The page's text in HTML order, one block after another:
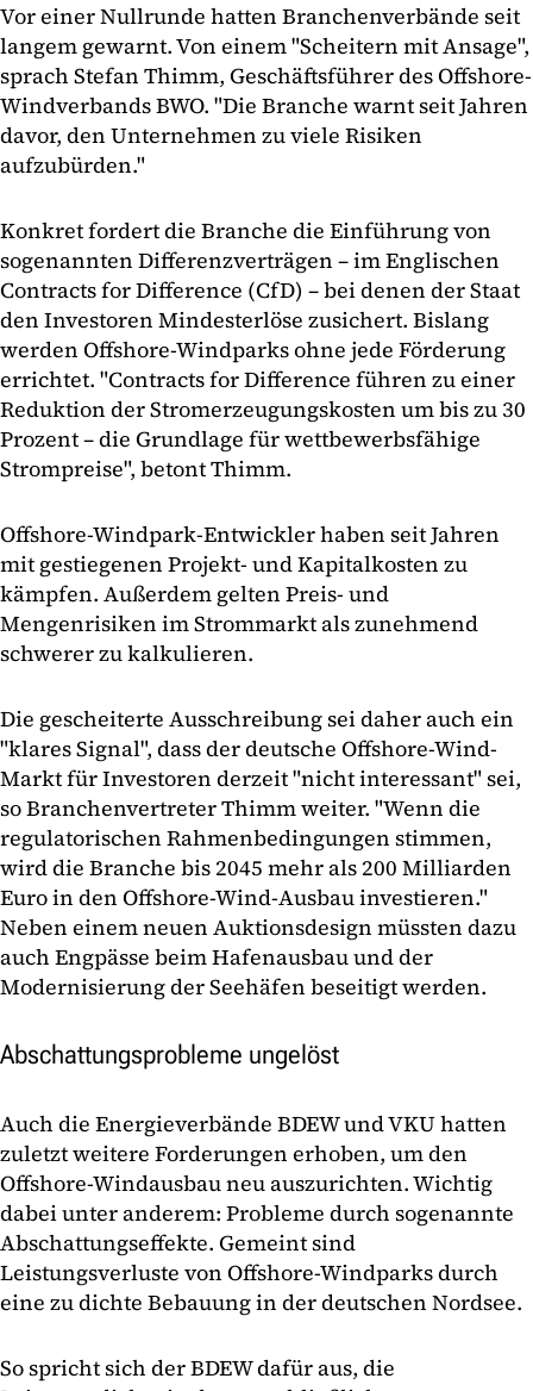
Vor einer Nullrunde hatten Branchenverbände seit
langem gewarnt. Von einem "Scheitern mit Ansage",
sprach Stefan Thimm, Geschäftsführer des Offshore-
Windverbands BWO. "Die Branche warnt seit Jahren
davor, den Unternehmen zu viele Risiken
aufzubürden."
Konkret fordert die Branche die Einführung von
sogenannten Differenzverträgen – im Englischen
Contracts for Difference (CfD) – bei denen der Staat
den Investoren Mindesterlöse zusichert. Bislang
werden Offshore-Windparks ohne jede Förderung
errichtet. "Contracts for Difference führen zu einer
Reduktion der Stromerzeugungskosten um bis zu 30
Prozent – die Grundlage für wettbewerbsfähige
Strompreise", betont Thimm.
Offshore-Windpark-Entwickler haben seit Jahren
mit gestiegenen Projekt- und Kapitalkosten zu
kämpfen. Außerdem gelten Preis- und
Mengenrisiken im Strommarkt als zunehmend
schwerer zu kalkulieren.
Die gescheiterte Ausschreibung sei daher auch ein
"klares Signal", dass der deutsche Offshore-Wind-
Markt für Investoren derzeit "nicht interessant" sei,
so Branchenvertreter Thimm weiter. "Wenn die
regulatorischen Rahmenbedingungen stimmen,
wird die Branche bis 2045 mehr als 200 Milliarden
Euro in den Offshore-Wind-Ausbau investieren."
Neben einem neuen Auktionsdesign müssten dazu
auch Engpässe beim Hafenausbau und der
Modernisierung der Seehäfen beseitigt werden.
Abschattungsprobleme ungelöst
Auch die Energieverbände BDEW und VKU hatten
zuletzt weitere Forderungen erhoben, um den
Offshore-Windausbau neu auszurichten. Wichtig
dabei unter anderem: Probleme durch sogenannte
Abschattungseffekte. Gemeint sind
Leistungsverluste von Offshore-Windparks durch
eine zu dichte Bebauung in der deutschen Nordsee.
So spricht sich der BDEW dafür aus, die